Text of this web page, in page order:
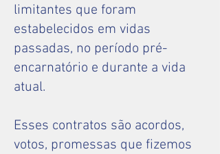
limitantes que foram
estabelecidos em vidas
passadas, no período pré-
encarnatório e durante a vida
atual.
Esses contratos são acordos,
votos, promessas que fizemos